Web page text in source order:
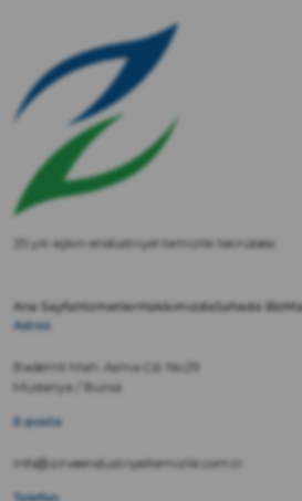
25 yılı aşkın endüstriyel temizlik tecrübesi
Ana SayfaHizmetlerHakkımızdaSahada Biz
Adres
Bademli Mah. Asma Cd. No:29
Mudanya / Bursa
E-posta
info@zirveendustriyeltemizlik.com.tr
Telefon